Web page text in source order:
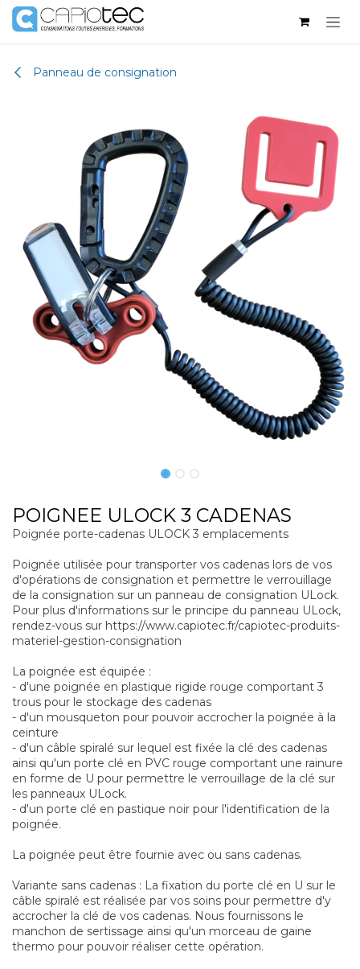
Se rendre au contenu
Panneau de consignation
POIGNEE ULOCK 3 CADENAS
Poignée porte-cadenas ULOCK 3 emplacements
Poignée utilisée pour transporter vos cadenas lors de vos
d'opérations de consignation et permettre le verrouillage
de la consignation sur un panneau de consignation ULock.
Pour plus d'informations sur le principe du panneau ULock,
rendez-vous sur https://www.capiotec.fr/capiotec-produits-
materiel-gestion-consignation
La poignée est équipée :
- d'une poignée en plastique rigide rouge comportant 3
trous pour le stockage des cadenas
- d'un mousqueton pour pouvoir accrocher la poignée à la
ceinture
- d'un câble spiralé sur lequel est fixée la clé des cadenas
ainsi qu'un porte clé en PVC rouge comportant une rainure
en forme de U pour permettre le verrouillage de la clé sur
les panneaux ULock.
- d'un porte clé en pastique noir pour l'identification de la
poignée.
La poignée peut être fournie avec ou sans cadenas.
Variante sans cadenas : La fixation du porte clé en U sur le
câble spiralé est réalisée par vos soins pour permettre d'y
accrocher la clé de vos cadenas. Nous fournissons le
manchon de sertissage ainsi qu'un morceau de gaine
thermo pour pouvoir réaliser cette opération.